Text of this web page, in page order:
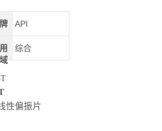
API
综合
性偏振片